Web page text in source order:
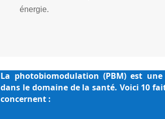
énergie.
La photobiomodulation (PBM) est
dans le domaine de la santé. Voici 10
concernent :